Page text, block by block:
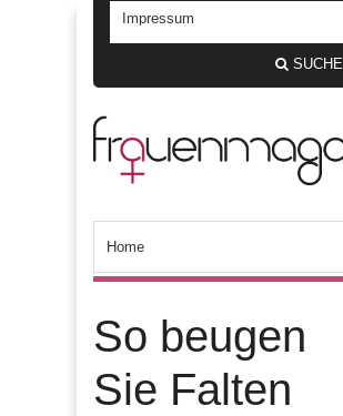
SUCHE
So beugen
Sie Falten